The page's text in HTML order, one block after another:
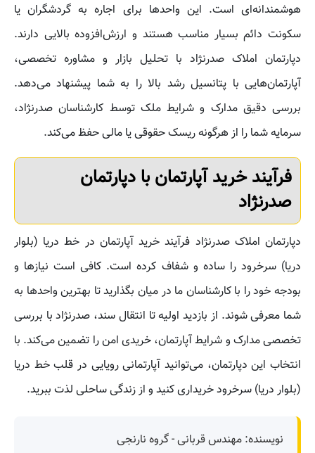
هوشمندانه‌ای است. این واحدها برای اجاره به گردشگران یا
سکونت دائم بسیار مناسب هستند و ارزش‌افزوده بالایی دارند.
دپارتمان املاک صدرنژاد با تحلیل بازار و مشاوره تخصصی،
آپارتمان‌هایی با پتانسیل رشد بالا را به شما پیشنهاد می‌دهد.
بررسی دقیق مدارک و شرایط ملک توسط کارشناسان صدرنژاد،
سرمایه شما را از هرگونه ریسک حقوقی یا مالی حفظ می‌کند.
فرآیند خرید آپارتمان با دپارتمان
صدرنژاد
دپارتمان املاک صدرنژاد فرآیند خرید آپارتمان در خط دریا (بلوار
دریا) سرخرود را ساده و شفاف کرده است. کافی است نیازها و
بودجه خود را با کارشناسان ما در میان بگذارید تا بهترین واحدها به
شما معرفی شوند. از بازدید اولیه تا انتقال سند، صدرنژاد با بررسی
تخصصی مدارک و شرایط آپارتمان، خریدی امن را تضمین می‌کند. با
انتخاب این دپارتمان، می‌توانید آپارتمانی رویایی در قلب خط دریا
(بلوار دریا) سرخرود خریداری کنید و از زندگی ساحلی لذت ببرید.
نویسنده: مهندس قربانی - گروه نارنجی